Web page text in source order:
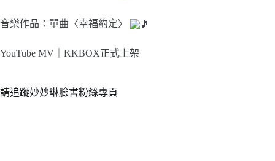
音樂作品：單曲〈幸福約定〉
YouTube MV｜ KKBOX正式上架
請追蹤妙妙琳臉書粉絲專頁